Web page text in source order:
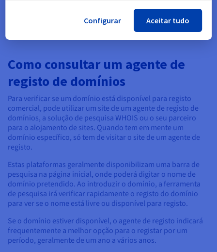
.org, .net e outros, são estabelecidos pela ICANN.
Como consultar um agente de
registo de domínios
Para verificar se um domínio está disponível para registo
comercial, pode utilizar um site de um agente de registo de
domínios, a solução de pesquisa WHOIS ou o seu parceiro
para o alojamento de sites. Quando tem em mente um
domínio específico, só tem de visitar o site de um agente de
registo.
Estas plataformas geralmente disponibilizam uma barra de
pesquisa na página inicial, onde poderá digitar o nome de
domínio pretendido. Ao introduzir o domínio, a ferramenta
de pesquisa irá verificar rapidamente o registo do domínio
para ver se o nome está livre ou disponível para registo.
Se o domínio estiver disponível, o agente de registo indicará
frequentemente a melhor opção para o registar por um
período, geralmente de um ano a vários anos.
Configurar Aceitar tudo